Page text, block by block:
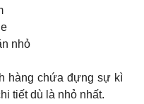
nhỏ
hàng chứa đựng sự kì
tiết dù là nhỏ nhất.